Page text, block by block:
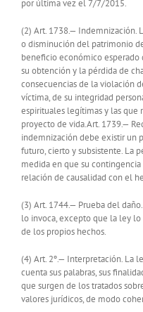
por última vez el 7/7/2015.
(2) Art. 1738.— Indemnización.
o disminución del patrimonio
beneficio económico
su obtención y la pérdida de
consecuencias de la violación
víctima, de su integridad
espirituales legítimas y las que
proyecto de vida.Art. 1739.—
indemnización debe existir un
futuro, cierto y subsistente. La
medida en que su
relación de causalidad con el
(3) Art. 1744.— Prueba del
lo invoca, excepto que la ley
de los propios hechos.
(4) Art. 2º.— Interpretación. La
cuenta sus palabras, sus
que surgen de los tratados
valores jurídicos, de modo